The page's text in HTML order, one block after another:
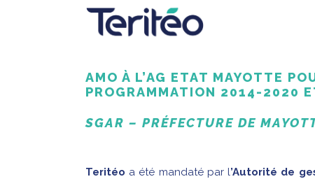
AMO À L’AG ETAT MAYOTTE
PROGRAMMATION 2014-2020
SGAR – PRÉFECTURE DE
Teritéo a été mandaté par l’Autorité de